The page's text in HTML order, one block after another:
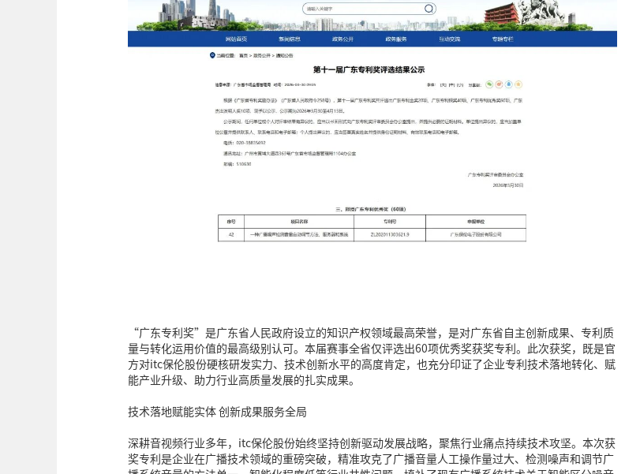
“广东专利奖”是广东省人民政府设立的知识产权领域最高荣誉，是对广东省自主创新成果、专利质
量与转化运用价值的最高级别认可。本届赛事全省仅评选出60项优秀奖获奖专利。此次获奖，既是官
方对itc保伦股份硬核研发实力、技术创新水平的高度肯定，也充分印证了企业专利技术落地转化、赋
能产业升级、助力行业高质量发展的扎实成果。
技术落地赋能实体 创新成果服务全局
深耕音视频行业多年，itc保伦股份始终坚持创新驱动发展战略，聚焦行业痛点持续技术攻坚。本次获
奖专利是企业在广播技术领域的重磅突破，精准攻克了广播音量人工操作量过大、检测噪声和调节广